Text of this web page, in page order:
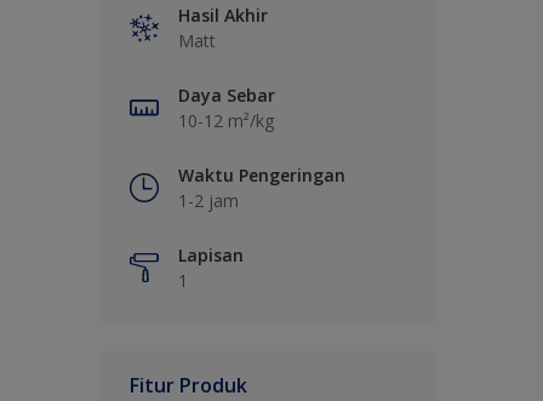
Hasil Akhir
Matt
Daya Sebar
10-12 m²/kg
Waktu Pengeringan
1-2 jam
Lapisan
1
Fitur Produk